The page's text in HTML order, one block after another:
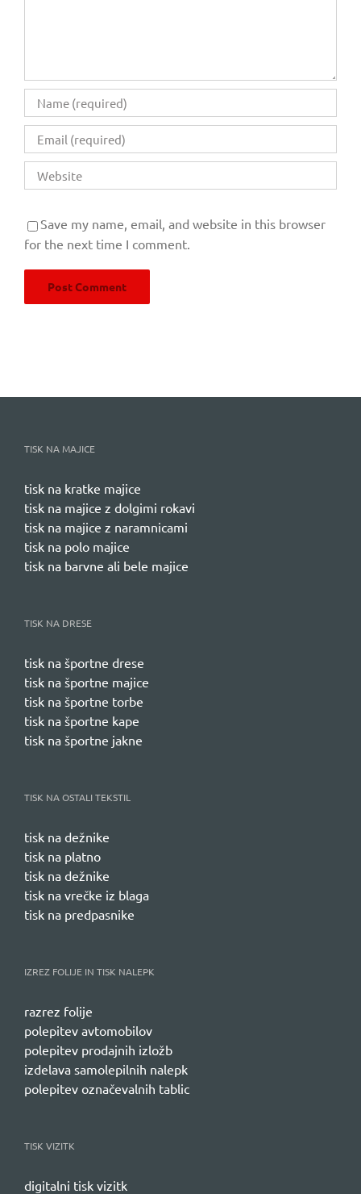
Save my name, email, and website in this browser
for the next time I comment.
TISK NA MAJICE
tisk na kratke majice
tisk na majice z dolgimi rokavi
tisk na majice z naramnicami
tisk na polo majice
tisk na barvne ali bele majice
TISK NA DRESE
tisk na športne drese
tisk na športne majice
tisk na športne torbe
tisk na športne kape
tisk na športne jakne
TISK NA OSTALI TEKSTIL
tisk na dežnike
tisk na platno
tisk na dežnike
tisk na vrečke iz blaga
tisk na predpasnike
IZREZ FOLIJE IN TISK NALEPK
razrez folije
polepitev avtomobilov
polepitev prodajnih izložb
izdelava samolepilnih nalepk
polepitev označevalnih tablic
TISK VIZITK
digitalni tisk vizitk